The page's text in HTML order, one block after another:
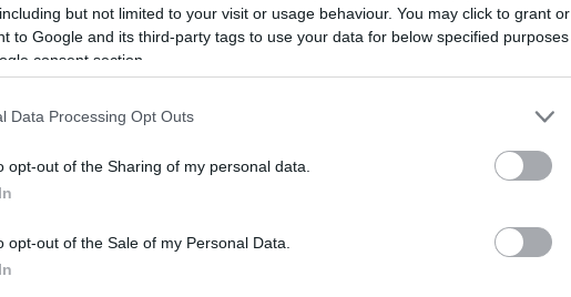
but not limited to your visit or usage behaviour. You may click to grant or
to Google and its third-party tags to use your data for below specified purposes
consent section.
Data Processing Opt Outs
opt-out of the Sharing of my personal data.
opt-out of the Sale of my Personal Data.
przyciemnione 18-calowe felgi i
o 15 mm względem Fabii
drobnych zmian
fotele oraz dekory imitujące
znalazła się indywidualnie